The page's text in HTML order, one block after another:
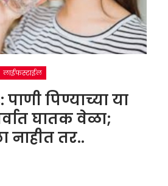
लाईफस्टाईल
पिण्याच्या या
घातक वेळा;
नाहीत तर..